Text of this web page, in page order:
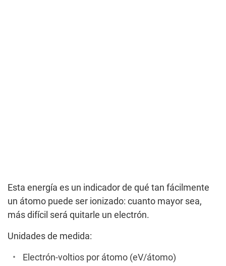
Esta energía es un indicador de qué tan fácilmente
un átomo puede ser ionizado: cuanto mayor sea,
más difícil será quitarle un electrón.
Unidades de medida:
Electrón-voltios por átomo (eV/átomo)